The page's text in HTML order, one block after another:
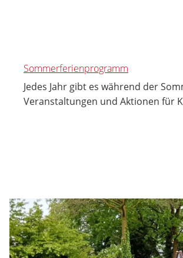
Sommerferienprogramm
Jedes Jahr gibt es während der
Veranstaltungen und Aktionen für